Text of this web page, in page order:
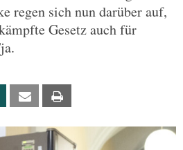
regen sich nun darüber auf,
Gesetz auch für
Xing Email